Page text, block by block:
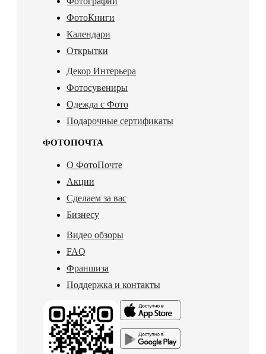
ФотоКниги
Календари
Открытки
Декор Интерьера
Фотосувениры
Одежда с Фото
Подарочные сертификаты
ФОТОПОЧТА
О ФотоПочте
Акции
Сделаем за вас
Бизнесу
Видео обзоры
FAQ
Франшиза
Поддержка и контакты